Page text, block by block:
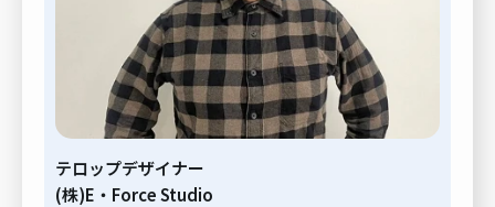
テロップデザイナー
(株)E・Force Studio